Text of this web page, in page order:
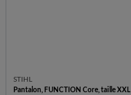
STIHL
Pantalon, FUNCTION Core, taille XXL